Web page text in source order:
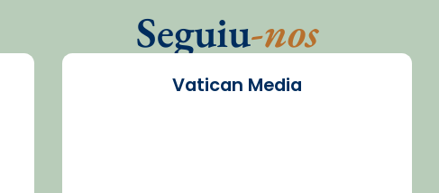
Seguiu-nos
Vatican Media